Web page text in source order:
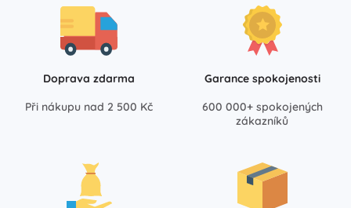
Doprava zdarma
Při nákupu nad 2 500 Kč
Garance spokojenosti
600 000+ spokojených
zákazníků